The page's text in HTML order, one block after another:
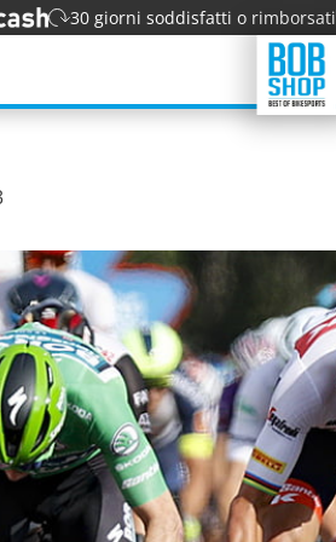
30 giorni soddisfatti o rimborsati